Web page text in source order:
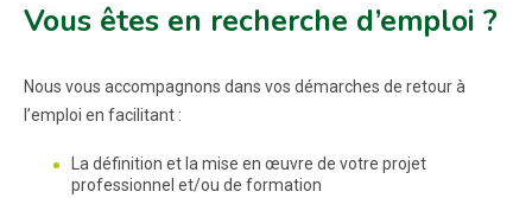
Vous êtes en recherche d’emploi ?
Nous vous accompagnons dans vos démarches de retour à
l’emploi en facilitant :
La définition et la mise en œuvre de votre projet
professionnel et/ou de formation